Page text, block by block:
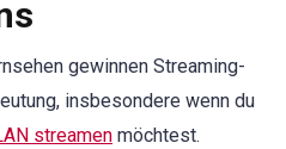
gewinnen Streaming-
insbesondere wenn du
streamen möchtest.